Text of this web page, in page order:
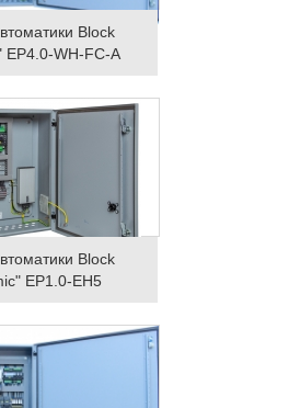
Block
EP4.0-WH-FC-A
Block
EP1.0-EH5